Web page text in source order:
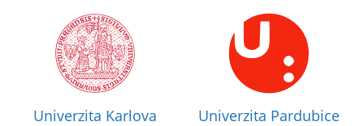
Univerzita Karlova Univerzita Pardubice